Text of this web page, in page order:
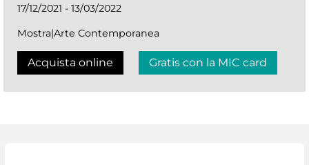
17/12/2021 - 13/03/2022
Mostra|Arte Contemporanea
Acquista online Gratis con la MIC card